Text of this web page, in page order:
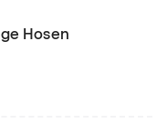
Hosen